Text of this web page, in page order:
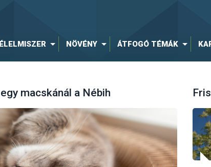
ÉLELMISZER NÖVÉNY ÁTFOGÓ TÉMÁK
macskánál a Nébih